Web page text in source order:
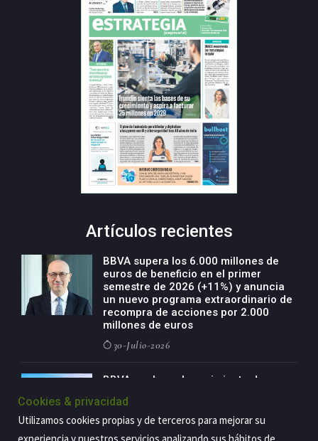
Artículos recientes
BBVA supera los 6.000 millones de
euros de beneficio en el primer
semestre de 2026 (+11%) y anuncia
un nuevo programa extraordinario de
recompra de acciones por 2.000
millones de euros
30-Julio-2026
BBVA acelera el crecimiento de su
de especialización presente en siete
países
29-Julio-2026
Cookies & privacidad
Utilizamos cookies propias y de terceros para mejorar su